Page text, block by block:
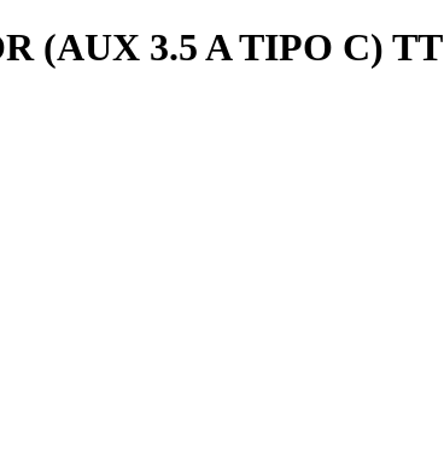
(AUX 3.5 A TIPO C) TT